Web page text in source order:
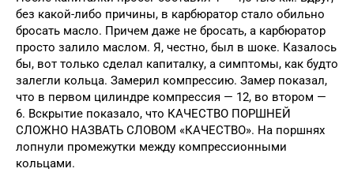
без какой-либо причины, в карбюратор стало обильно
бросать масло. Причем даже не бросать, а карбюратор
просто залило маслом. Я, честно, был в шоке. Казалось
бы, вот только сделал капиталку, а симптомы, как будто
залегли кольца. Замерил компрессию. Замер показал,
что в первом цилиндре компрессия — 12, во втором —
6. Вскрытие показало, что КАЧЕСТВО ПОРШНЕЙ
СЛОЖНО НАЗВАТЬ СЛОВОМ «КАЧЕСТВО». На поршнях
лопнули промежутки между компрессионными
кольцами.